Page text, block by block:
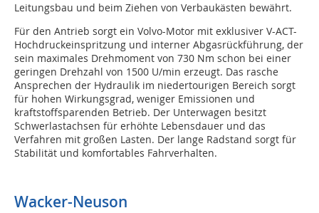
Leitungsbau und beim Ziehen von Verbaukästen bewährt.
Für den Antrieb sorgt ein Volvo-Motor mit exklusiver V-ACT-
Hochdruckeinspritzung und interner Abgasrückführung, der
sein maximales Drehmoment von 730 Nm schon bei einer
geringen Drehzahl von 1500 U/min erzeugt. Das rasche
Ansprechen der Hydraulik im niedertourigen Bereich sorgt
für hohen Wirkungsgrad, weniger Emissionen und
kraftstoffsparenden Betrieb. Der Unterwagen besitzt
Schwerlastachsen für erhöhte Lebensdauer und das
Verfahren mit großen Lasten. Der lange Radstand sorgt für
Stabilität und komfortables Fahrverhalten.
Wacker-Neuson